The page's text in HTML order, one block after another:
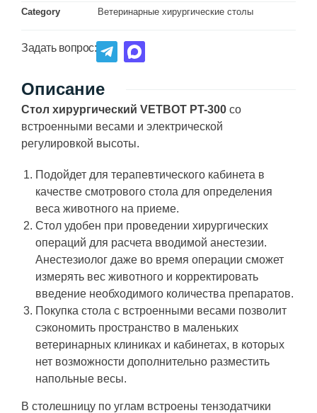
Category Ветеринарные хирургические столы
Задать вопрос:
Описание
Стол хирургический VETBOT PT-300 со
встроенными весами и электрической
регулировкой высоты.
Подойдет для терапевтического кабинета в
качестве смотрового стола для определения
веса животного на приеме.
Стол удобен при проведении хирургических
операций для расчета вводимой анестезии.
Анестезиолог даже во время операции сможет
измерять вес животного и корректировать
введение необходимого количества препаратов.
Покупка стола с встроенными весами позволит
сэкономить пространство в маленьких
ветеринарных клиниках и кабинетах, в которых
нет возможности дополнительно разместить
напольные весы.
В столешницу по углам встроены тензодатчики